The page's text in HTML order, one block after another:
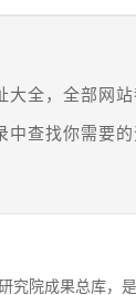
全，全部网
查找你需要
究院成果总库，